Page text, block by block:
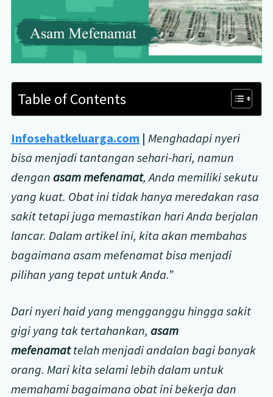
Table of Contents
Infosehatkeluarga.com | Menghadapi nyeri
bisa menjadi tantangan sehari-hari, namun
dengan asam mefenamat, Anda memiliki sekutu
yang kuat. Obat ini tidak hanya meredakan rasa
sakit tetapi juga memastikan hari Anda berjalan
lancar. Dalam artikel ini, kita akan membahas
bagaimana asam mefenamat bisa menjadi
pilihan yang tepat untuk Anda.”
Dari nyeri haid yang mengganggu hingga sakit
gigi yang tak tertahankan, asam
mefenamattelah menjadi andalan bagi banyak
orang. Mari kita selami lebih dalam untuk
memahami bagaimana obat ini bekerja dan